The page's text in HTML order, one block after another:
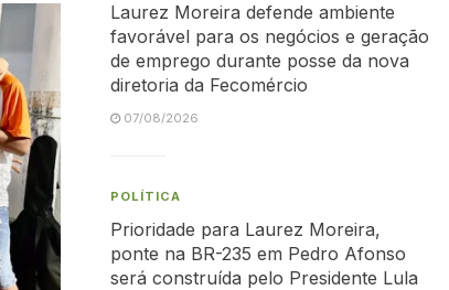
Laurez Moreira defende ambiente
favorável para os negócios e geração
de emprego durante posse da nova
diretoria da Fecomércio
07/08/2026
POLÍTICA
Prioridade para Laurez Moreira,
ponte na BR-235 em Pedro Afonso
será construída pelo Presidente Lula